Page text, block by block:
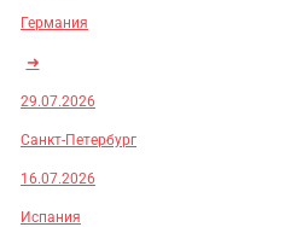
Германия
➜
29.07.2026
Санкт-Петербург
16.07.2026
Испания